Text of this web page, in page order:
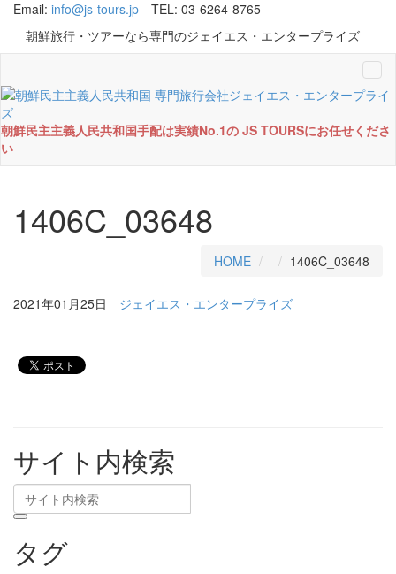
Email: info@js-tours.jp
TEL: 03-6264-8765
朝鮮旅行・ツアーなら専門のジェイエス・エンタープライズ
朝鮮民主主義人民共和国手配は実績No.1の JS TOURSにお任せくださ
い
1406C_03648
HOME 1406C_03648
2021年01月25日 ジェイエス・エンタープライズ
サイト内検索
タグ